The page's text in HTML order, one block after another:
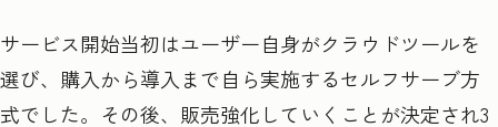
サービス開始当初はユーザー自身がクラウドツールを
選び、購入から導入まで自ら実施するセルフサーブ方
式でした。その後、販売強化していくことが決定され3